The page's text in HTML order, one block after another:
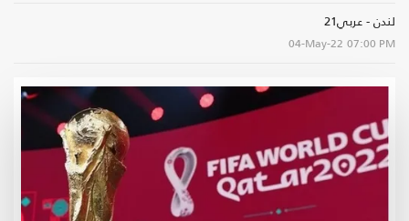
لندن - عربي21
04-May-22 07:00 PM